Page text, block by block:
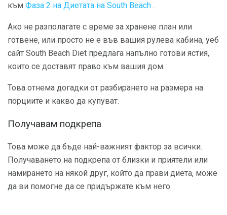
към Фаза 2 на Диетата на South Beach .
Ако не разполагате с време за хранене план или
готвене, или просто не е във вашия рулева кабина, уеб
сайт South Beach Diet предлага напълно готови ястия,
които се доставят право към вашия дом.
Това отнема догадки от разбирането на размера на
порциите и какво да купуват.
Получавам подкрепа
Това може да бъде най-важният фактор за всички.
Получаването на подкрепа от близки и приятели или
намирането на някой друг, който да прави диета, може
да ви помогне да се придържате към него.